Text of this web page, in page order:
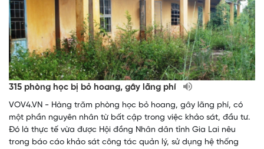
315 phòng học bị bỏ hoang, gây lãng phí
VOV4.VN - Hàng trăm phòng học bỏ hoang, gây lãng phí, có
một phần nguyên nhân từ bất cập trong việc khảo sát, đầu tư.
Đó là thực tế vừa được Hội đồng Nhân dân tỉnh Gia Lai nêu
trong báo cáo khảo sát công tác quản lý, sử dụng hệ thống